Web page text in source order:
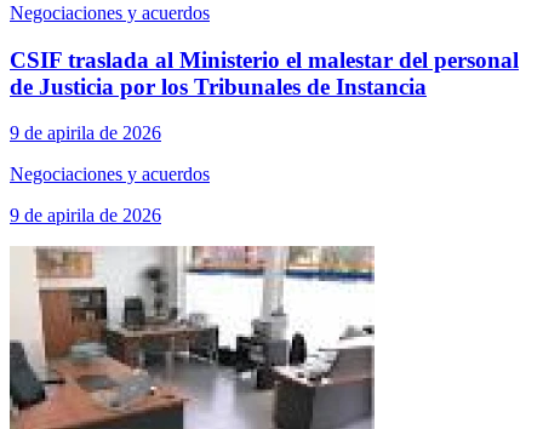
Negociaciones y acuerdos
CSIF traslada al Ministerio el malestar del personal
de Justicia por los Tribunales de Instancia
9 de apirila de 2026
Negociaciones y acuerdos
9 de apirila de 2026